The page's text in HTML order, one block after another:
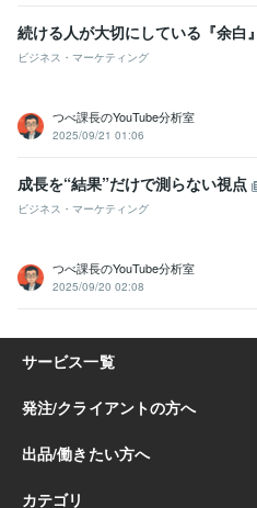
続ける人が大切にしている『余白』
ビジネス・マーケティング
つべ課長のYouTube分析室
2025/09/21 01:06
成長を“結果”だけで測らない視点
ビジネス・マーケティング
つべ課長のYouTube分析室
2025/09/20 02:08